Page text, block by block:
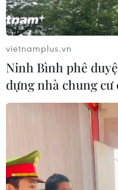
phán quyết của
Hoa Kỳ áp thuế
khoán đã phản
Hoa Kỳ áp thuế
may bị tác động
Làn sóng thuế
nền kinh tế Mỹ?
Chính sách thuế
đánh giá khách
vietnamplus.vn
Ninh Bình phê
dựng nhà chung cư